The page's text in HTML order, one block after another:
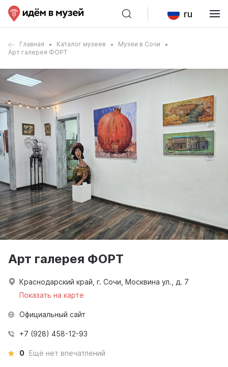
ru
Главная Каталог музеев
Музеи в Сочи
Арт галерея ФОРТ
Арт галерея ФОРТ
Краснодарский край, г. Сочи, Москвина ул., д. 7
Показать на карте
Официальный сайт
+7 (928) 458-12-93
0 Ещё нет впечатлений